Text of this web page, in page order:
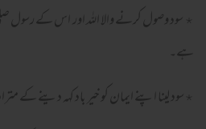
٭ سود وصول کرنے والا اللہ اور اس کے رسول
ہے۔
٭سود لینا اپنے ایمان کو خیر باد کہہ دینے